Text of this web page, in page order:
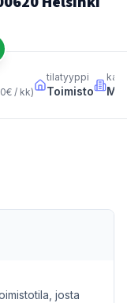
€ / kk)
tilatyyppi
Toimisto
josta